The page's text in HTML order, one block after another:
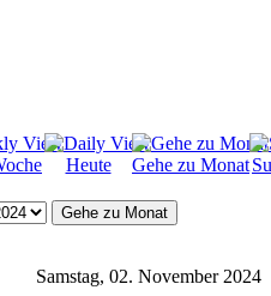
Heute Gehe zu Monat
Gehe zu Monat
Samstag, 02. November 2024